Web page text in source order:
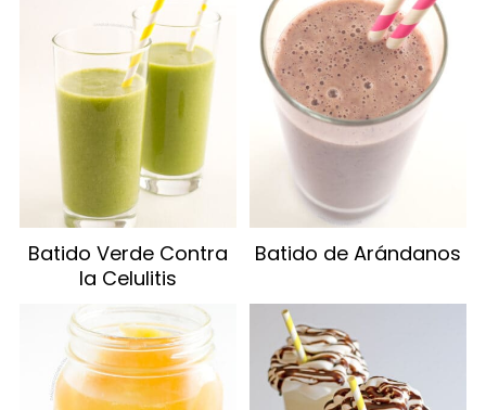
Batido Verde Contra
la Celulitis
Batido de Arándanos